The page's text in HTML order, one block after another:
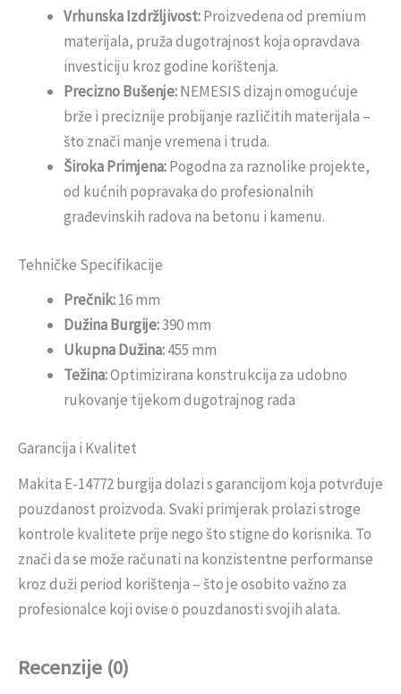
Vrhunska Izdržljivost:Proizvedena od premium
materijala, pruža dugotrajnost koja opravdava
investiciju kroz godine korištenja.
Precizno Bušenje:NEMESIS dizajn omogućuje
brže i preciznije probijanje različitih materijala –
što znači manje vremena i truda.
Široka Primjena:Pogodna za raznolike projekte,
od kućnih popravaka do profesionalnih
građevinskih radova na betonu i kamenu.
Tehničke Specifikacije
Prečnik:16 mm
Dužina Burgije:390 mm
Ukupna Dužina:455 mm
Težina:Optimizirana konstrukcija za udobno
rukovanje tijekom dugotrajnog rada
Garancija i Kvalitet
Makita E-14772 burgija dolazi s garancijom koja potvrđuje
pouzdanost proizvoda. Svaki primjerak prolazi stroge
kontrole kvalitete prije nego što stigne do korisnika. To
znači da se može računati na konzistentne performanse
kroz duži period korištenja – što je osobito važno za
profesionalce koji ovise o pouzdanosti svojih alata.
Recenzije (0)